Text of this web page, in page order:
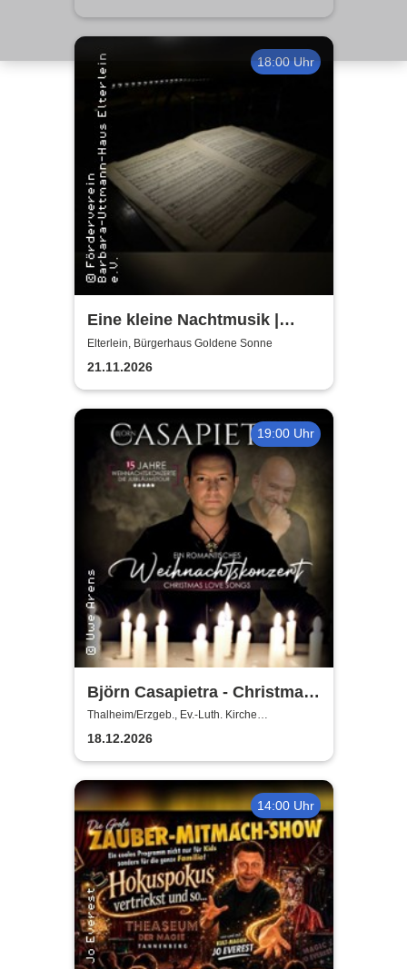
18:00 Uhr
Eine kleine Nachtmusik |
Vogtland Philharmonie Greiz-
Reichenbach e.V.
Elterlein, Bürgerhaus Goldene Sonne
21.11.2026
19:00 Uhr
Björn Casapietra - Christmas
Love Songs
Thalheim/Erzgeb., Ev.-Luth. Kirche
Thalheim/Erzgeb.
18.12.2026
14:00 Uhr